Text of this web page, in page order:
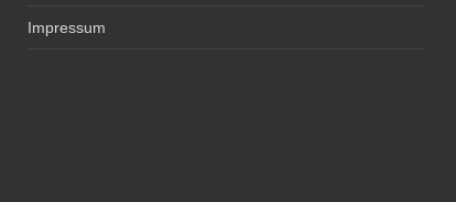
Impressum